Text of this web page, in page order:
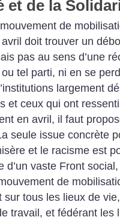
et de la
de
doit trouver un
pas au sens d’une
tel parti, ni en se
largement
et ceux qui ont
en avril, il faut
seule issue concrète
et le racisme est
d’un vaste Front
de
sur tous les lieux de vie,
travail, et fédérant les